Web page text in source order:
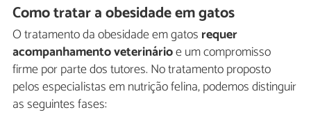
Como tratar a obesidade em gatos
O tratamento da obesidade em gatos requer
acompanhamento veterinárioe um compromisso
firme por parte dos tutores. No tratamento proposto
pelos especialistas em nutrição felina, podemos distinguir
as seguintes fases: